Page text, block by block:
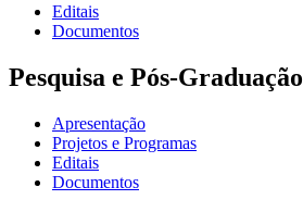
Editais
Documentos
Pesquisa e Pós-Graduação
Apresentação
Projetos e Programas
Editais
Documentos